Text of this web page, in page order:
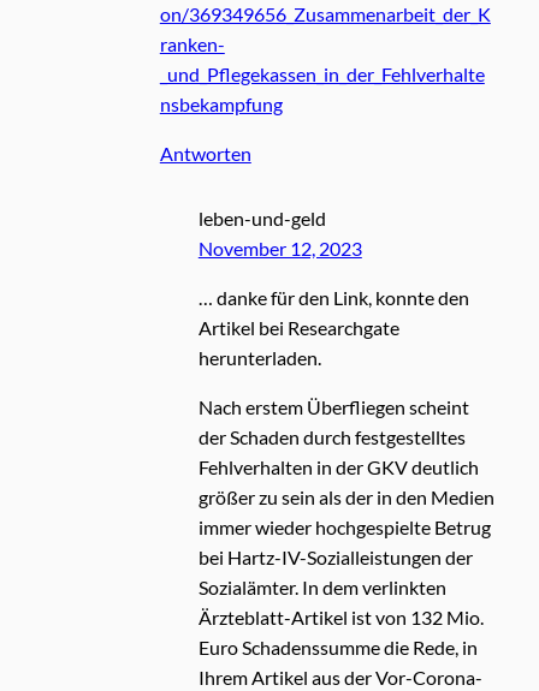
on/369349656_Zusammenarbeit_der_K
ranken-
_und_Pflegekassen_in_der_Fehlverhalte
nsbekampfung
Antworten
leben-und-geld
November 12, 2023
… danke für den Link, konnte den
Artikel bei Researchgate
herunterladen.
Nach erstem Überfliegen scheint
der Schaden durch festgestelltes
Fehlverhalten in der GKV deutlich
größer zu sein als der in den Medien
immer wieder hochgespielte Betrug
bei Hartz-IV-Sozialleistungen der
Sozialämter. In dem verlinkten
Ärzteblatt-Artikel ist von 132 Mio.
Euro Schadenssumme die Rede, in
Ihrem Artikel aus der Vor-Corona-